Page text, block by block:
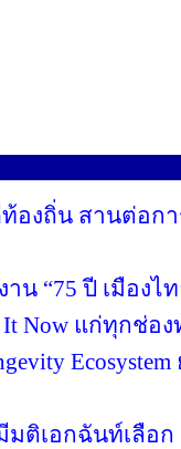
องถิ่น สานต่อก
น “75 ปี เมือง
Now แก่ทุกช่อ
ติเอกฉันท์เลือ